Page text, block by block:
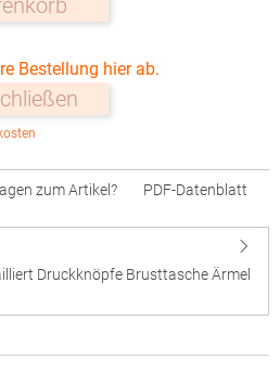
Bestellung hier ab.
zum Artikel? PDF-Datenblatt
Druckknöpfe Brusttasche Ärmel